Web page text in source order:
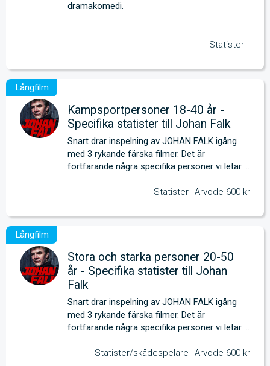
dramakomedi.
Statister
Kampsportpersoner 18-40 år -
Specifika statister till Johan Falk
Snart drar inspelning av JOHAN FALK igång
med 3 rykande färska filmer. Det är
fortfarande några specifika personer vi letar
Statister Arvode 600 kr
Stora och starka personer 20-50
år - Specifika statister till Johan
Falk
Snart drar inspelning av JOHAN FALK igång
med 3 rykande färska filmer. Det är
fortfarande några specifika personer vi letar
Statister/skådespelare
Arvode 600 kr